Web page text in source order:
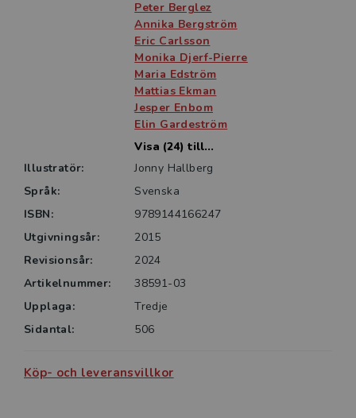
kommunikationsvetenskap, men också till forskare och
till yrkesverksamma inom olika medier – samt till alla
som är intresserade av att förstå journalistikens
villkor, innehåll och betydelse ur ett samhälleligt
Peter Berglez
Annika Bergström
Eric Carlsson
Monika Djerf-Pierre
Maria Edström
Mattias Ekman
Jesper Enbom
Elin Gardeström
Visa (24) till...
Illustratör:
Jonny Hallberg
Språk:
Svenska
ISBN:
9789144166247
Utgivningsår:
2015
Revisionsår:
2024
Artikelnummer:
38591-03
Upplaga:
Tredje
Sidantal:
506
Köp- och leveransvillkor